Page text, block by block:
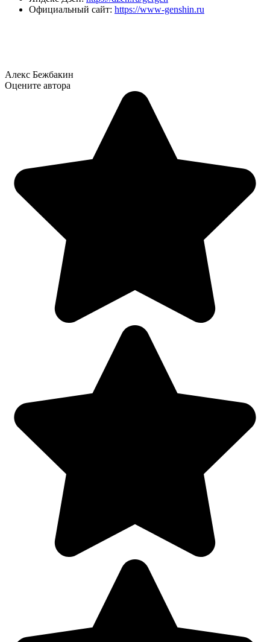
Официальный сайт: https://www-genshin.ru
Алекс Бежбакин
Оцените автора